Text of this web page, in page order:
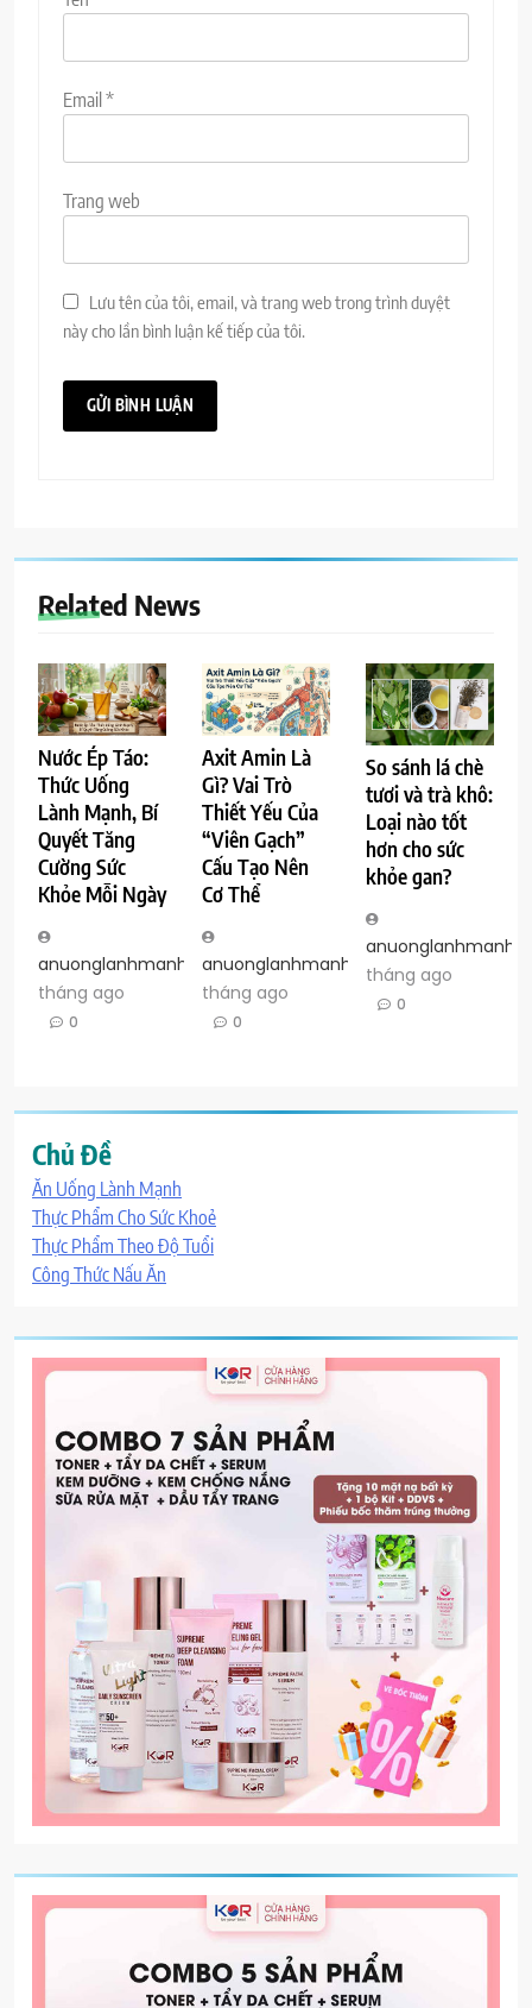
Email *
Trang web
Lưu tên của tôi, email, và trang web trong trình duyệt
này cho lần bình luận kế tiếp của tôi.
Related News
Nước Ép Táo:
Thức Uống
Lành Mạnh, Bí
Quyết Tăng
Cường Sức
Khỏe Mỗi Ngày
anuonglanhmanh
2
tháng ago
0
Axit Amin Là
Gì? Vai Trò
Thiết Yếu Của
“Viên Gạch”
Cấu Tạo Nên
Cơ Thể
anuonglanhmanh
2
tháng ago
0
So sánh lá chè
tươi và trà khô:
Loại nào tốt
hơn cho sức
khỏe gan?
anuonglanhmanh
tháng ago
0
Chủ Đề
Ăn Uống Lành Mạnh
Thực Phẩm Cho Sức Khoẻ
Thực Phẩm Theo Độ Tuổi
Công Thức Nấu Ăn